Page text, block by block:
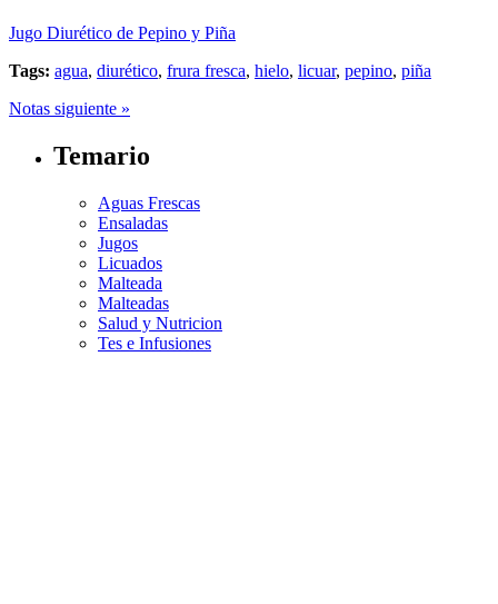
Jugo Diurético de Pepino y Piña
Tags: agua, diurético, frura fresca, hielo, licuar, pepino, piña
Notas siguiente »
Temario
Aguas Frescas
Ensaladas
Jugos
Licuados
Malteada
Malteadas
Salud y Nutricion
Tes e Infusiones